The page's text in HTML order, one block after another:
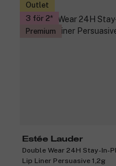
Outlet
3 för 2
Premium
Estée Lauder
Double Wear 24H Stay-In-
Lip Liner Persuasive 1,2g